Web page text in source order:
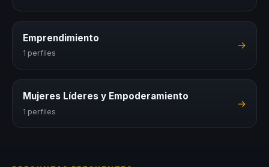
Emprendimiento
1 perfiles
→
Mujeres Líderes y Empoderamiento
1 perfiles
→